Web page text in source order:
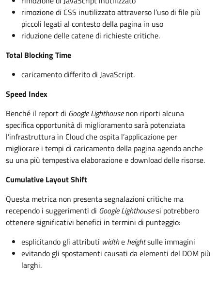
rimozione di CSS inutilizzato attraverso l’uso di file più
piccoli legati al contesto della pagina in uso
riduzione delle catene di richieste critiche.
Total Blocking Time
caricamento differito di JavaScript.
Speed Index
Benché il report di Google Lighthousenon riporti alcuna
specifica opportunità di miglioramento sarà potenziata
l’infrastruttura in Cloud che ospita l’applicazione per
migliorare i tempi di caricamento della pagina agendo anche
su una più tempestiva elaborazione e download delle risorse.
Cumulative Layout Shift
Questa metrica non presenta segnalazioni critiche ma
recependo i suggerimenti di Google Lighthousesi potrebbero
ottenere significativi benefici in termini di punteggio:
esplicitando gli attributi widthe heightsulle immagini
evitando gli spostamenti causati da elementi del DOM più
larghi.